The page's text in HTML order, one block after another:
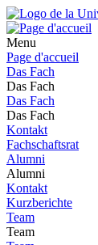
Menu
Page d'accueil
Das Fach
Das Fach
Das Fach
Das Fach
Kontakt
Fachschaftsrat
Alumni
Alumni
Kontakt
Kurzberichte
Team
Team